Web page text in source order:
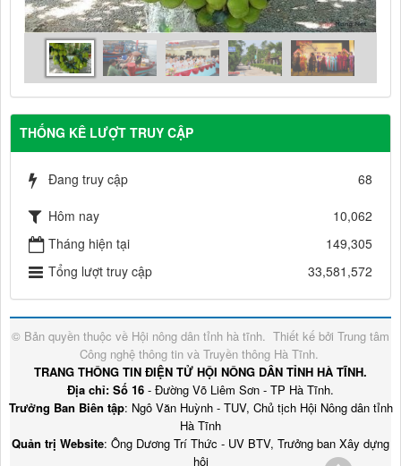
THỐNG KÊ LƯỢT TRUY CẬP
Đang truy cập 68
Hôm nay
10,062
Tháng hiện tại
149,305
Tổng lượt truy cập
33,581,572
© Bản quyền thuộc về Hội nông dân tỉnh hà tĩnh. Thiết kế bởi Trung tâm
Công nghệ thông tin và Truyền thông Hà Tĩnh.
TRANG THÔNG TIN ĐIỆN TỬ HỘI NÔNG DÂN TỈNH HÀ TĨNH.
Địa chỉ: Số 16 - Đường Võ Liêm Sơn - TP Hà Tĩnh.
Trưởng Ban Biên tập: Ngô Văn Huỳnh - TUV, Chủ tịch Hội Nông dân tỉnh
Hà Tĩnh
Quản trị Website: Ông Dương Trí Thức - UV BTV, Trưởng ban Xây dựng
hội